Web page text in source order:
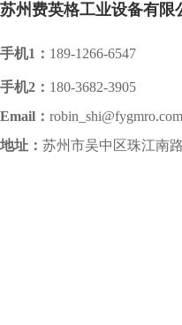
苏州费英格工业设备有限
手机1： 189-1266-6547
手机2： 180-3682-3905
Email： robin_shi@fygmro.com
地址： 苏州市吴中区珠江南